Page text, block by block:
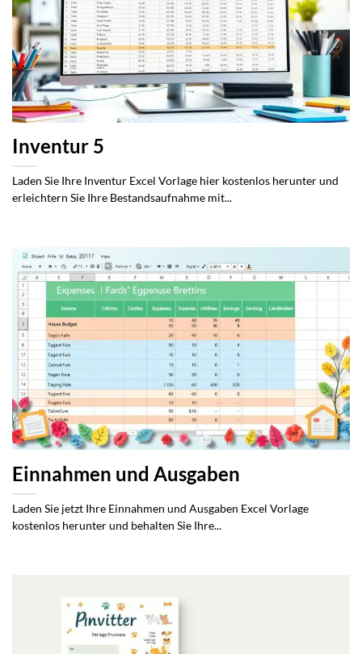
Inventur 5
Laden Sie Ihre Inventur Excel Vorlage hier kostenlos herunter und
erleichtern Sie Ihre Bestandsaufnahme mit...
Einnahmen und Ausgaben
Laden Sie jetzt Ihre Einnahmen und Ausgaben Excel Vorlage
kostenlos herunter und behalten Sie Ihre...